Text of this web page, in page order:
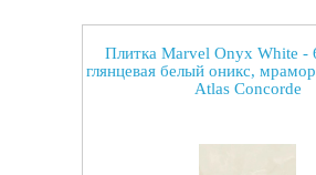
Плитка Marvel Onyx White -
глянцевая белый оникс,
Atlas Concorde